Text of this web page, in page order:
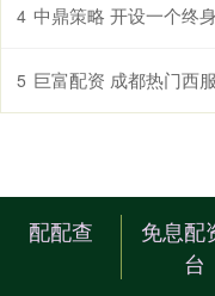
4 中鼎策略 开设一个终
5 巨富配资 成都热门西服定制
配配查
免息配
台